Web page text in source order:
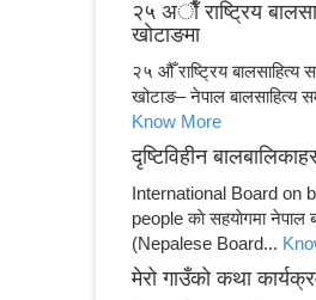
२५ अाैँ राष्ट्रिय
खाेटाङमा
२५ औँ राष्ट्रिय बालसाहित्य
खोटाङ– नेपाल बालसाहित्य
Know More
दृष्टिविहीन
International Board on
people काे सहयाेगमा नेपाल
(Nepalese Board...
मेरो गाउँको कथा